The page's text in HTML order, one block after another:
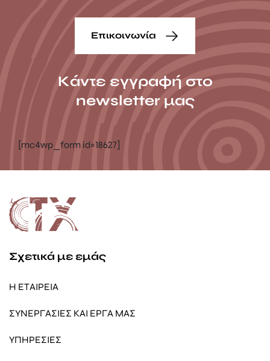
Επικοινωνία
Κάντε εγγραφή στο
newsletter μας
[mc4wp_form id=18627]
Σχετικά με εμάς
Η ΕΤΑΙΡΕΙΑ
ΣΥΝΕΡΓΑΣΙΕΣ ΚΑΙ ΕΡΓΑ ΜΑΣ
ΥΠΗΡΕΣΙΕΣ